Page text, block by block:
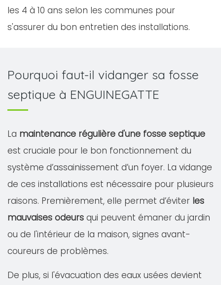
les 4 à 10 ans selon les communes pour
s'assurer du bon entretien des installations.
Pourquoi faut-il vidanger sa fosse
septique à ENGUINEGATTE
La maintenance régulière d'une fosse septique
est cruciale pour le bon fonctionnement du
système d’assainissement d’un foyer. La vidange
de ces installations est nécessaire pour plusieurs
raisons. Premièrement, elle permet d’éviter les
mauvaises odeurs qui peuvent émaner du jardin
ou de l'intérieur de la maison, signes avant-
coureurs de problèmes.
De plus, si l'évacuation des eaux usées devient